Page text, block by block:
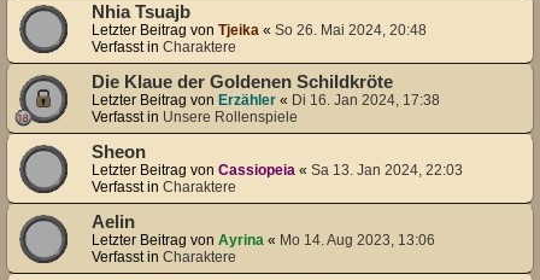
Nhia Tsuajb
Letzter Beitrag von Tjeika « So 26. Mai 2024, 20:48
Verfasst in Charaktere
Die Klaue der Goldenen Schildkröte
Letzter Beitrag von Erzähler « Di 16. Jan 2024, 17:38
Verfasst in Unsere Rollenspiele
Sheon
Letzter Beitrag von Cassiopeia « Sa 13. Jan 2024, 22:03
Verfasst in Charaktere
Aelin
Letzter Beitrag von Ayrina « Mo 14. Aug 2023, 13:06
Verfasst in Charaktere